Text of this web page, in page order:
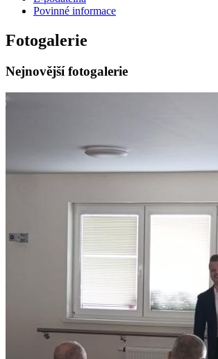
Povinné informace
Fotogalerie
Nejnovější fotogalerie